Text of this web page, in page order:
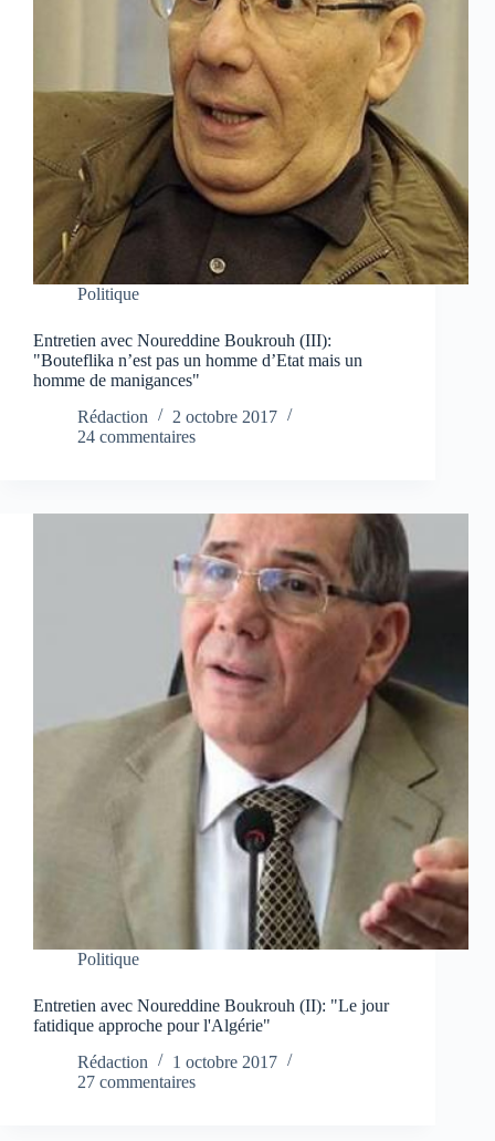
Politique
Entretien avec Noureddine Boukrouh (III):
"Bouteflika n’est pas un homme d’Etat mais un
homme de manigances"
Rédaction
2 octobre 2017
24 commentaires
Politique
Entretien avec Noureddine Boukrouh (II): "Le jour
fatidique approche pour l'Algérie"
Rédaction
1 octobre 2017
27 commentaires